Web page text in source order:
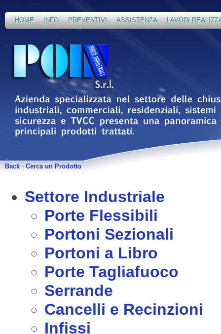
HOME INFO PREVENTIVI ASSISTENZA LAVORI
Back - Cerca un Prodotto
Settore Industriale
Porte Flessibili
Portoni Sezionali
Portoni a Libro
Porte Tagliafuoco
Serrande
Cancelli e Recinzioni
Infissi